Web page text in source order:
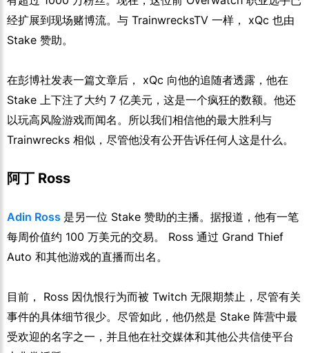
经扩展到现场赌博流。与 TrainwrecksTV 一样， xQc 也由
Stake 赞助。
在彭博社发表一篇文章后， xQc 向他的追随者透露，他在
Stake 上下注了大约 7 亿美元，这是一个疯狂的数额。他还
以玩高风险游戏而闻名。所以我们相信他的最大胜利与
Trainwrecks 相似，尽管他没有公开告诉任何人这是什么。
阿丁 Ross
Adin Ross 是另一位 Stake 赞助的主播。据报道，他有一笔
每周价值约 100 万美元的交易。 Ross 通过 Grand Thief
Auto 和其他游戏的直播而出名。
目前， Ross 因仇恨行为而被 Twitch 无限期禁止，尽管有关
事件的具体细节很少。尽管如此，他仍然是 Stake 阵营中最
受欢迎的名字之一，并且他在社交媒体和其他公共信使平台